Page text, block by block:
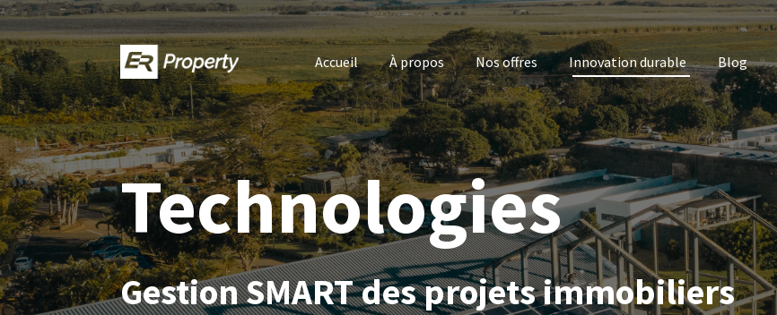
Accueil À propos Nos offres Innovation durable Blog
Technologies
Gestion SMART des projets immobiliers